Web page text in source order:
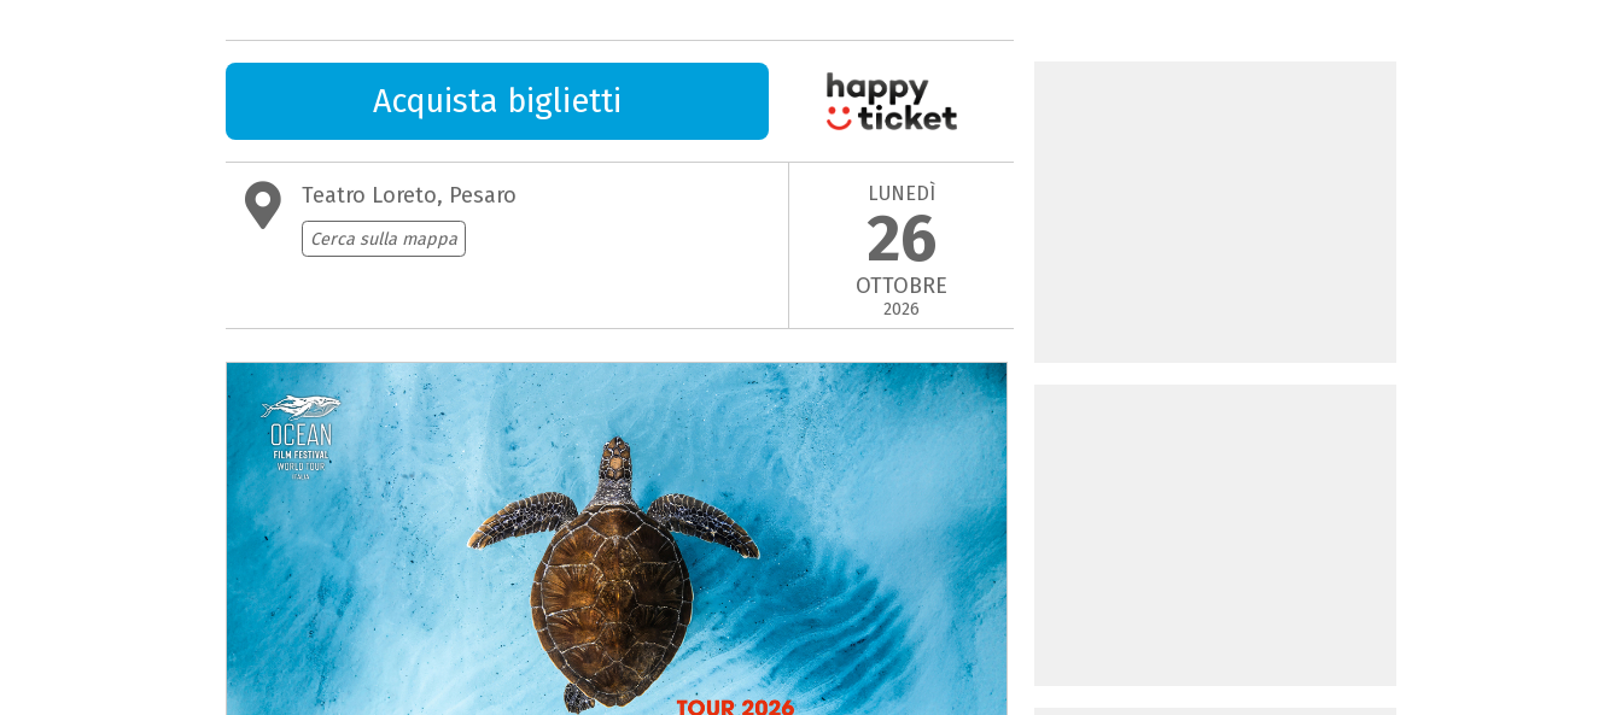
Acquista biglietti
Teatro Loreto, Pesaro
Cerca sulla mappa
LUNEDÌ
26
OTTOBRE
2026